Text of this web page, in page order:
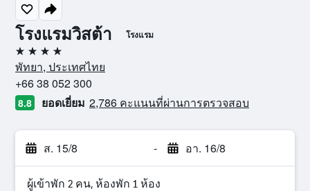
โรงแรมวิสต้า โรงแรม
4 ดาว
พัทยา, ประเทศไทย
+66 38 052 300
8.8 ยอดเยี่ยม 2,786 คะแนนที่ผ่านการตรวจสอบ
ส. 15/8 - อา. 16/8
ผู้เข้าพัก 2 คน, ห้องพัก 1 ห้อง